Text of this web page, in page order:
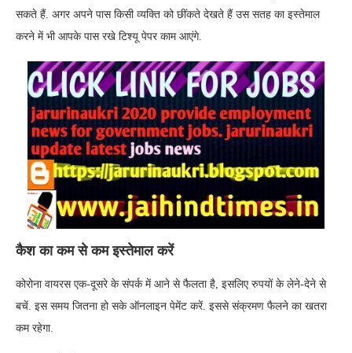
सकते हैं. अगर अपने पास किसी व्यक्ति को छींकते देखते हैं उस सतह का इस्तेमाल
करने में भी आपके पास रखे टिश्यू पेपर काम आएंगे.
कैश का कम से कम इस्तेमाल करें
कोरोना वायरस एक-दूसरे के संपर्क में आने से फैलता है, इसलिए रुपयों के लेने-देने से
बचें. इस समय जितना हो सके ऑनलाइन पेमेंट करें. इससे संक्रमण फैलने का खतरा
कम रहेगा.